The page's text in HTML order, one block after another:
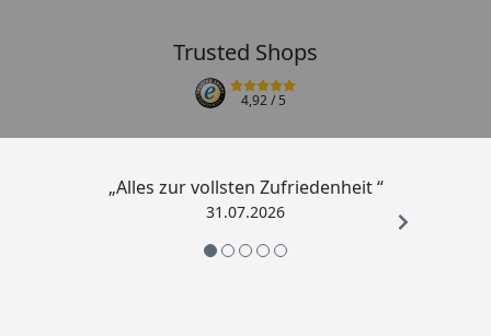
Trusted Shops
4,92/ 5
„Alles zur vollsten Zufriedenheit “
31.07.2026